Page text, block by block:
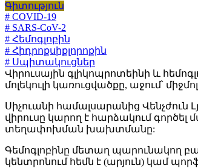
Գիտություն
# COVID-19
# SARS-CoV-2
# Հեմոգլոբին
# Հիդրոքսիքլորոքին
# Սպիտակուցներ
Վիրուսային գլիկոպրոտեինի և
մոլեկուլի կառուցվածքը, աջում՝
Սիչուանի համալսարանից Վենչժուն
վիրուսը կարող է հարձակում գործել
տեղափոխման խախտմանը:
Գեմոգլոբինը մետաղ պարունակող
կենտրոնում հեմն է (արյուն) կամ